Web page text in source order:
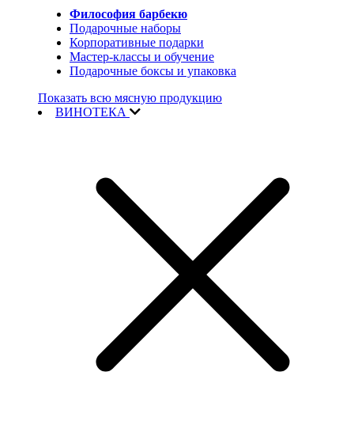
Философия барбекю
Подарочные наборы
Корпоративные подарки
Мастер-классы и обучение
Подарочные боксы и упаковка
Показать всю мясную продукцию
ВИНОТЕКА